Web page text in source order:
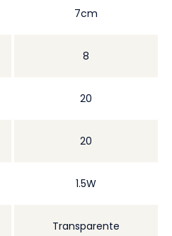
7cm
8
20
20
1.5W
Transparente